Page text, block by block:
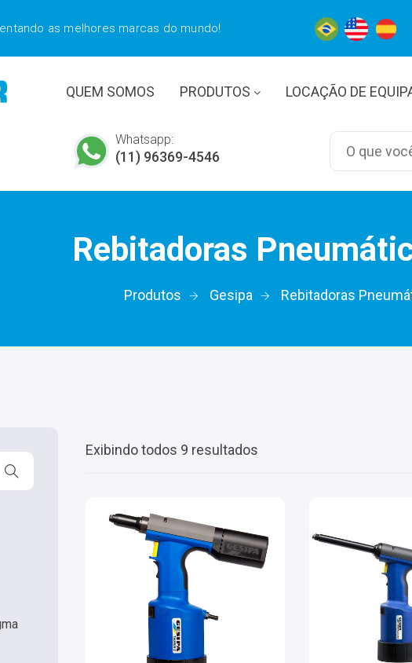
as melhores marcas do mundo!
QUEM SOMOS PRODUTOS LOCAÇÃO DE
Whatsapp:
(11) 96369-4546
Rebitadoras
Produtos Gesipa Rebitadoras
Exibindo todos 9 resultados